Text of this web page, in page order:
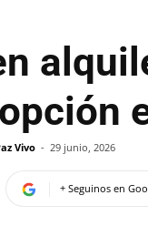
Vivo - 29 junio, 2026
+ Seguinos en